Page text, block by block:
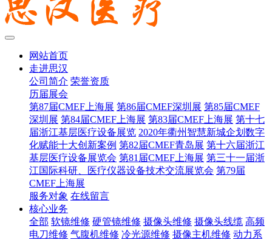
网站首页
走进思汉
公司简介 荣誉资质
历届展会
第87届CMEF上海展 第86届CMEF深圳展 第85届CMEF
深圳展 第84届CMEF上海展 第83届CMEF上海展 第十七
届浙江基层医疗设备展览 2020年衢州智慧新城企划数字
化赋能十大创新案例 第82届CMEF青岛展 第十六届浙江
基层医疗设备展览会 第81届CMEF上海展 第三十一届浙
江国际科研、医疗仪器设备技术交流展览会 第79届
CMEF上海展
服务对象 在线留言
核心业务
全部 软镜维修 硬管镜维修 摄像头维修 摄像头线缆 高频
电刀维修 气腹机维修 冷光源维修 摄像主机维修 动力系